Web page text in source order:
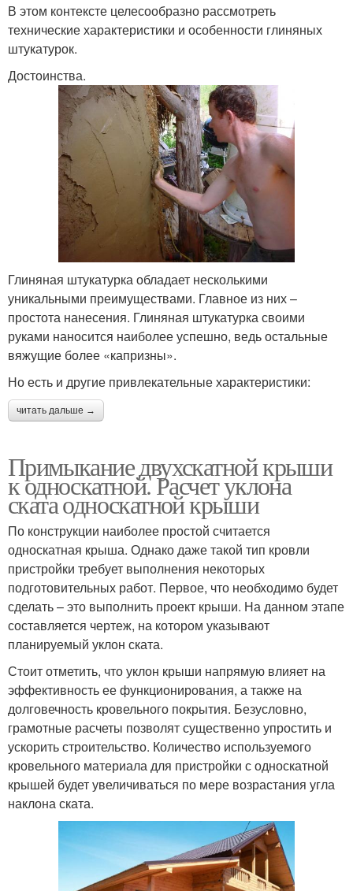
В этом контексте целесообразно рассмотреть
технические характеристики и особенности глиняных
штукатурок.
Достоинства.
Глиняная штукатурка обладает несколькими
уникальными преимуществами. Главное из них –
простота нанесения. Глиняная штукатурка своими
руками наносится наиболее успешно, ведь остальные
вяжущие более «капризны».
Но есть и другие привлекательные характеристики:
читать дальше →
Примыкание двухскатной крыши
к односкатной. Расчет уклона
ската односкатной крыши
По конструкции наиболее простой считается
односкатная крыша. Однако даже такой тип кровли
пристройки требует выполнения некоторых
подготовительных работ. Первое, что необходимо будет
сделать – это выполнить проект крыши. На данном этапе
составляется чертеж, на котором указывают
планируемый уклон ската.
Стоит отметить, что уклон крыши напрямую влияет на
эффективность ее функционирования, а также на
долговечность кровельного покрытия. Безусловно,
грамотные расчеты позволят существенно упростить и
ускорить строительство. Количество используемого
кровельного материала для пристройки с односкатной
крышей будет увеличиваться по мере возрастания угла
наклона ската.